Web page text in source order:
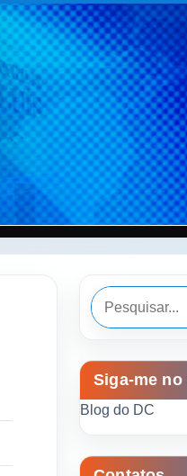
Pesquisar
Siga-me
Blog do DC